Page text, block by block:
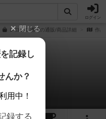
ログイン
レロレロ酒場の通販/商品詳細 作品
場
ンスト
閉じる
記録し
んか？
用中！
録する